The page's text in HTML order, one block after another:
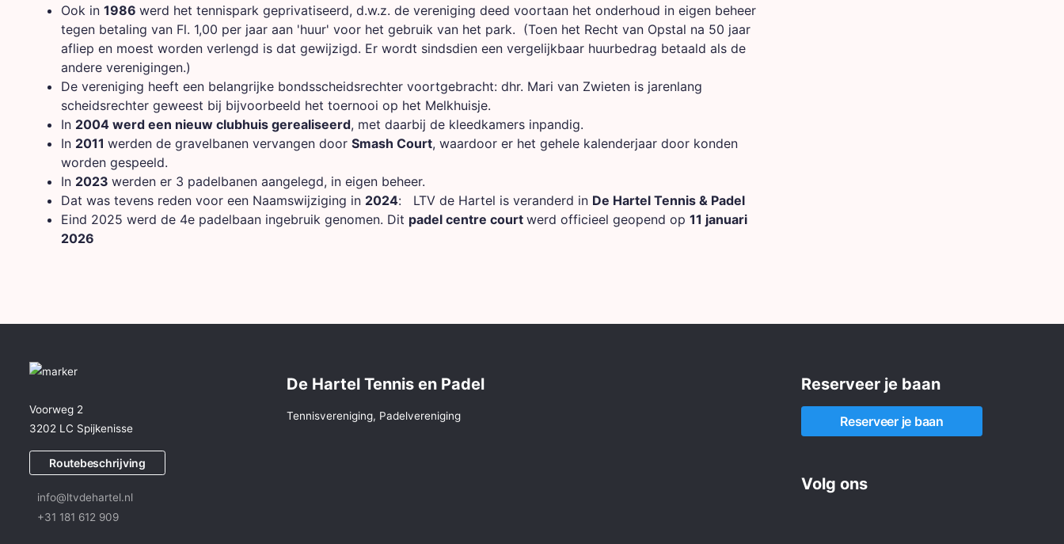
Ook in 1986 werd het tennispark geprivatiseerd, d.w.z. de vereniging deed voortaan het onderhoud in eigen beheer
tegen betaling van Fl. 1,00 per jaar aan 'huur' voor het gebruik van het park. (Toen het Recht van Opstal na 50 jaar
afliep en moest worden verlengd is dat gewijzigd. Er wordt sindsdien een vergelijkbaar huurbedrag betaald als de
andere verenigingen.)
De vereniging heeft een belangrijke bondsscheidsrechter voortgebracht: dhr. Mari van Zwieten is jarenlang
scheidsrechter geweest bij bijvoorbeeld het toernooi op het Melkhuisje.
In 2004 werd een nieuw clubhuis gerealiseerd, met daarbij de kleedkamers inpandig.
In 2011 werden de gravelbanen vervangen door Smash Court, waardoor er het gehele kalenderjaar door konden
worden gespeeld.
In 2023 werden er 3 padelbanen aangelegd, in eigen beheer.
Dat was tevens reden voor een Naamswijziging in 2024: LTV de Hartel is veranderd in De Hartel Tennis & Padel
Eind 2025 werd de 4e padelbaan ingebruik genomen. Dit padel centre court werd officieel geopend op 11 januari
2026
Voorweg 2
3202 LC Spijkenisse
Routebeschrijving
info@ltvdehartel.nl
+31 181 612 909
De Hartel Tennis en Padel
Tennisvereniging, Padelvereniging
Reserveer je baan
Reserveer je baan
Volg ons